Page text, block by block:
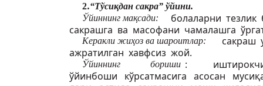
2.“Тўсиқдан сакра” ўйини.
Ўйиннинг мақсади:
болаларни
сакрашга ва масофани чамалашга
Керакли жиҳоз ва шароитлар:
сакраш
ажратилган хавфсиз жой.
Ўйиннинг бориши :
ўйинбоши кўрсатмасига асосан